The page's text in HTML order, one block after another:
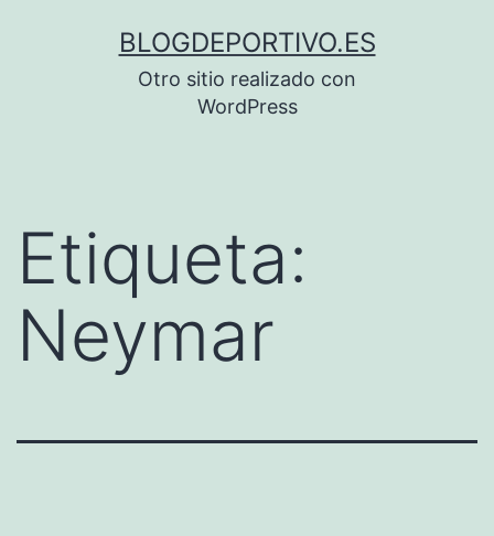
BLOGDEPORTIVO.ES
Otro sitio realizado con
WordPress
Etiqueta:
Neymar